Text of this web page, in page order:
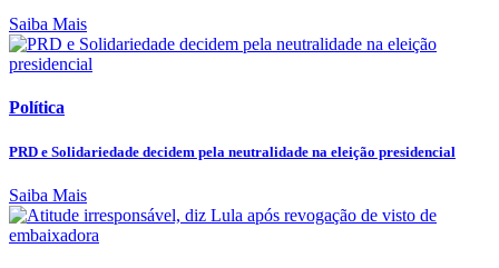
Saiba Mais
Política
PRD e Solidariedade decidem pela neutralidade na eleição presidencial
Saiba Mais